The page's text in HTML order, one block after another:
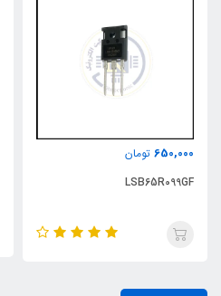
650,000 تومان
LSB65R099GF